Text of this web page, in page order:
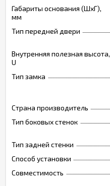
Габариты основания (ШxГ),
мм
Тип передней двери
Внутренняя полезная высота,
U
Тип замка
Страна производитель
Тип боковых стенок
Тип задней стенки
Способ установки
Совместимость